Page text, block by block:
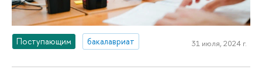
Поступающим бакалавриат 31 июля, 2024 г.